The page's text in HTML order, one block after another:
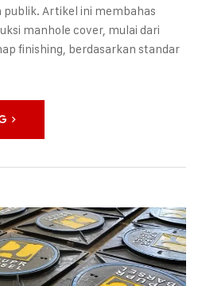
publik. Artikel ini membahas
manhole cover, mulai dari
finishing, berdasarkan standar